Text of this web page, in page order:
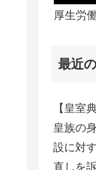
厚生労
最近
【皇室
皇族の
設に対
直しを